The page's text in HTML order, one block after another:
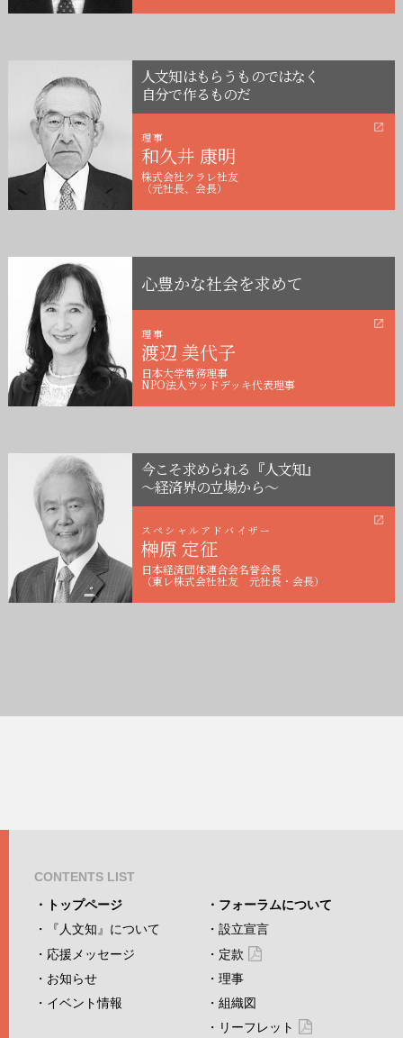
人文知はもらうものではなく
自分で作るものだ
理事
和久井 康明
株式会社クラレ社友
（元社長、会長）
心豊かな社会を求めて
理事
渡辺 美代子
日本大学常務理事
NPO法人ウッドデッキ代表理事
今こそ求められる『人文知』
～経済界の立場から～
スペシャルアドバイザー
榊󠄀原 定征
日本経済団体連合会名誉会長
（東レ株式会社社友 元社長・会長）
CONTENTS LIST
トップページ
『人文知』について
応援メッセージ
お知らせ
イベント情報
フォーラムについて
設立宣言
定款
理事
組織図
リーフレット